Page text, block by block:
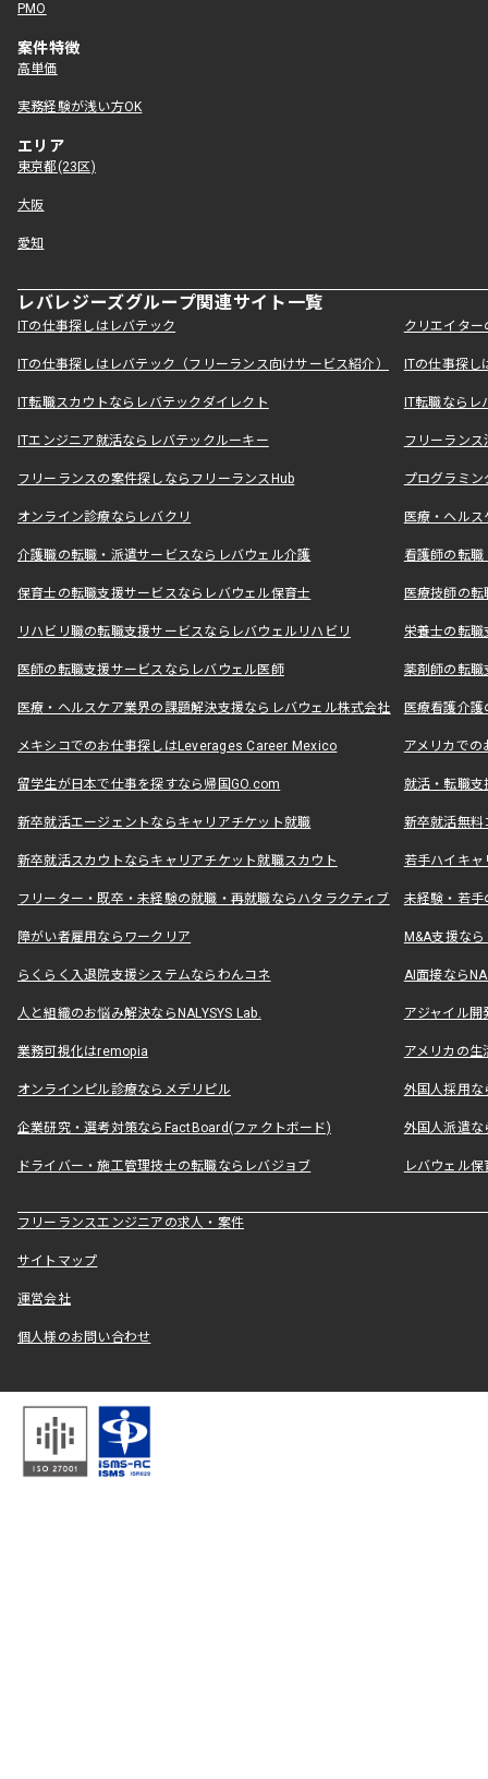
PMO
案件特徴
高単価
実務経験が浅い方OK
エリア
東京都(23区)
大阪
愛知
レバレジーズグループ関連サイト一覧
ITの仕事探しはレバテック クリエイタ
ITの仕事探しはレバテック（フリーランス向けサービス紹介） ITの仕事探
IT転職スカウトならレバテックダイレクト IT転職なら
ITエンジニア就活ならレバテックルーキー フリーラン
フリーランスの案件探しならフリーランスHub プログラミ
オンライン診療ならレバクリ 医療・ヘル
介護職の転職・派遣サービスならレバウェル介護 看護師の転
保育士の転職支援サービスならレバウェル保育士 医療技師の
リハビリ職の転職支援サービスならレバウェルリハビリ 栄養士の転
医師の転職支援サービスならレバウェル医師 薬剤師の転
医療・ヘルスケア業界の課題解決支援ならレバウェル株式会社 医療看護介
メキシコでのお仕事探しはLeverages Career Mexico アメリカで
留学生が日本で仕事を探すなら帰国GO.com 就活・転職
新卒就活エージェントならキャリアチケット就職 新卒就活無料
新卒就活スカウトならキャリアチケット就職スカウト 若手ハイキ
フリーター・既卒・未経験の就職・再就職ならハタラクティブ 未経験・若手
障がい者雇用ならワークリア M&A支援な
らくらく入退院支援システムならわんコネ AI面接なら
人と組織のお悩み解決ならNALYSYS Lab. アジャイル
業務可視化はremopia アメリカの
オンラインピル診療ならメデリピル 外国人採用
企業研究・選考対策ならFactBoard(ファクトボード) 外国人派遣な
ドライバー・施工管理技士の転職ならレバジョブ レバウェル
フリーランスエンジニアの求人・案件
サイトマップ
運営会社
個人様のお問い合わせ